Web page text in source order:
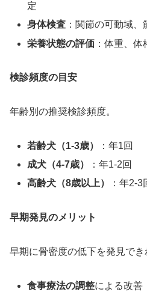
定
身体検査 ：関節の可動域、
栄養状態の評価 ：体重、
検診頻度の目安
年齢別の推奨検診頻度。
若齢犬（1-3歳）
：年1回
成犬（4-7歳）
：年1-2回
高齢犬（8歳以上）
：年2-3
早期発見のメリット
早期に骨密度の低下を発見でき
食事療法の調整による改善